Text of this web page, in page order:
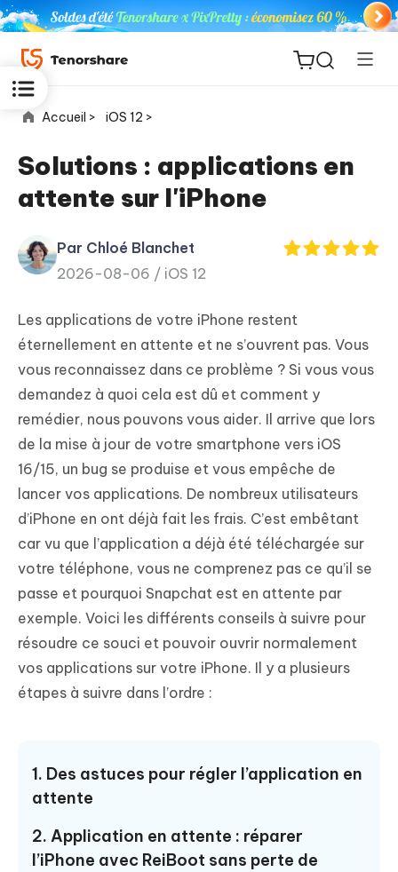
for iOS
PDNob
Editor
iAnyGo
Accueil > iOS 12 >
Solutions : applications en
attente sur l'iPhone
Par Chloé Blanchet
2026-08-06 / iOS 12
Les applications de votre iPhone restent
éternellement en attente et ne s’ouvrent pas. Vous
vous reconnaissez dans ce problème ? Si vous vous
demandez à quoi cela est dû et comment y
remédier, nous pouvons vous aider. Il arrive que lors
de la mise à jour de votre smartphone vers iOS
16/15, un bug se produise et vous empêche de
lancer vos applications. De nombreux utilisateurs
d’iPhone en ont déjà fait les frais. C’est embêtant
car vu que l’application a déjà été téléchargée sur
votre téléphone, vous ne comprenez pas ce qu’il se
passe et pourquoi Snapchat est en attente par
exemple. Voici les différents conseils à suivre pour
résoudre ce souci et pouvoir ouvrir normalement
vos applications sur votre iPhone. Il y a plusieurs
étapes à suivre dans l’ordre :
1. Des astuces pour régler l’application en
attente
2. Application en attente : réparer
l’iPhone avec ReiBoot sans perte de